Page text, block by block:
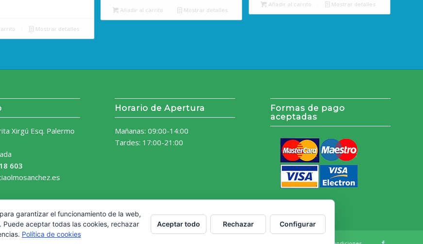
Mostrar detalles
Añadir al carrito Mostrar detalles
Añadir al carrito Mostrar detalles
Xirgú Esq. Palermo
603
Horario de Apertura
Mañanas: 09:00-14:00
Tardes: 17:00-21:00
Formas de pago
aceptadas
garantizar el funcionamiento de la web,
Puede aceptar todas las cookies, rechazar
Política de cookies
Aceptar todo Rechazar Configurar